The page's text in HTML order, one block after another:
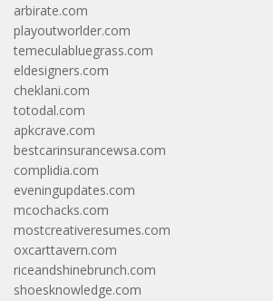
arbirate.com
playoutworlder.com
temeculabluegrass.com
eldesigners.com
cheklani.com
totodal.com
apkcrave.com
bestcarinsurancewsa.com
complidia.com
eveningupdates.com
mcochacks.com
mostcreativeresumes.com
oxcarttavern.com
riceandshinebrunch.com
shoesknowledge.com